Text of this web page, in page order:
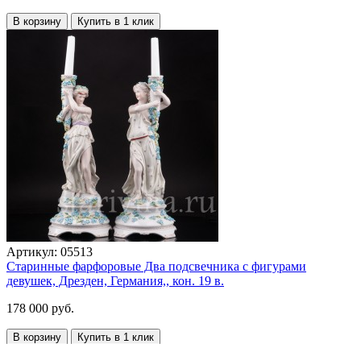
В корзину Купить в 1 клик
Артикул: 05513
Старинные фарфоровые Два подсвечника с фигурами
девушек, Дрезден, Германия,, кон. 19 в.
178 000 руб.
В корзину Купить в 1 клик